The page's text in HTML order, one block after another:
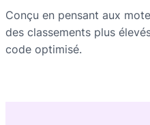
Conçu en pensant aux
des classements plus
code optimisé.